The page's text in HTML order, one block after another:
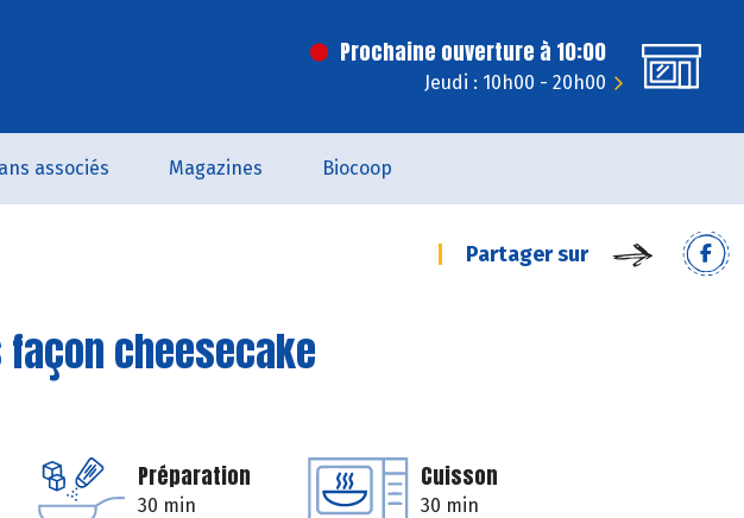
Prochaine ouverture à 10:00
Jeudi : 10h00 - 20h00
associés Magazines Biocoop
Partager sur
cheesecake
Préparation
30 min
Cuisson
30 min